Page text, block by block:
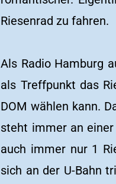
Riesenrad zu fahren.
Als Radio Hamburg
als Treffpunkt das
DOM wählen kann.
steht immer an
auch immer nur 1
sich an der U-Bahn